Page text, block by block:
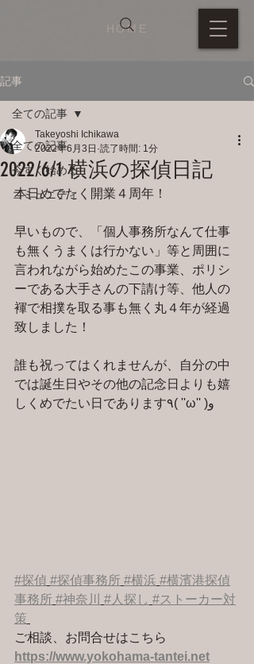
HOME
記事
全ての記事
今すぐ始める
コミュニティ
全ての記事
2022/6/1 横浜の探偵日記
Takeyoshi Ichikawa
2022年6月3日 読了時間: 1分
本日めでたく開業４周年！
早いもので、「個人事務所なんて仕事
も無くうまくは行かない」等と周囲に
言われながら始めたこの事業、ポリシ
ーである大手さんの下請け等、他人の
褌で相撲を取る事も無く丸４年が経過
致しました！
誰も祝ってはくれませんが、自分の中
では誕生日やその他の記念日よりも嬉
しくめでたい日であります٩( ''ω'' )و
#探偵 #探偵事務所 #横浜 #横濱港探偵
事務所 #神奈川 #人探し #ストーカー対
策
ご相談、お問合せはこちら
https://www.yokohama-tantei.net